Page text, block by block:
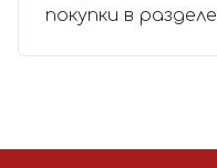
покупки в разделе